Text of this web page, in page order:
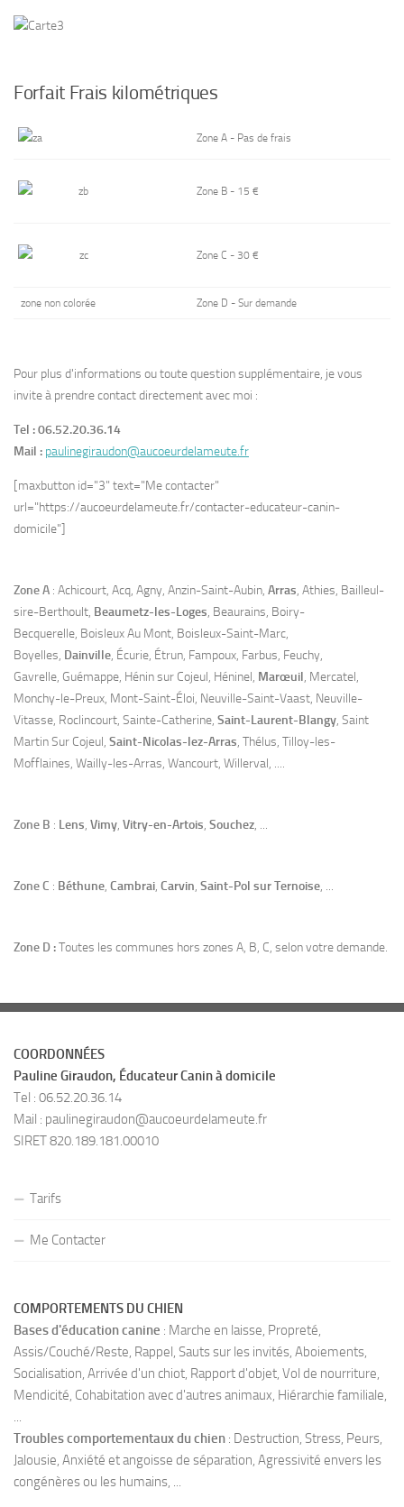
Forfait Frais kilométriques
Zone A - Pas de frais
Zone B - 15 €
Zone C - 30 €
zone non colorée Zone D - Sur demande
Pour plus d'informations ou toute question supplémentaire, je vous
invite à prendre contact directement avec moi :
Tel : 06.52.20.36.14
Mail : paulinegiraudon@aucoeurdelameute.fr
[maxbutton id="3" text="Me contacter"
url="https://aucoeurdelameute.fr/contacter-educateur-canin-
domicile"]
Zone A : Achicourt, Acq, Agny, Anzin-Saint-Aubin, Arras, Athies, Bailleul-
sire-Berthoult, Beaumetz-les-Loges, Beaurains, Boiry-
Becquerelle, Boisleux Au Mont, Boisleux-Saint-Marc,
Boyelles, Dainville, Écurie, Étrun, Fampoux, Farbus, Feuchy,
Gavrelle, Guémappe, Hénin sur Cojeul, Héninel, Marœuil, Mercatel,
Monchy-le-Preux, Mont-Saint-Éloi, Neuville-Saint-Vaast, Neuville-
Vitasse, Roclincourt, Sainte-Catherine, Saint-Laurent-Blangy, Saint
Martin Sur Cojeul, Saint-Nicolas-lez-Arras, Thélus, Tilloy-les-
Mofflaines, Wailly-les-Arras, Wancourt, Willerval, ....
Zone B : Lens, Vimy, Vitry-en-Artois, Souchez, ...
Zone C : Béthune, Cambrai, Carvin, Saint-Pol sur Ternoise, ...
Zone D :Toutes les communes hors zones A, B, C, selon votre demande.
COORDONNÉES
Pauline Giraudon, Éducateur Canin à domicile
Tel : 06.52.20.36.14
Mail : paulinegiraudon@aucoeurdelameute.fr
SIRET 820.189.181.00010
Tarifs
Me Contacter
COMPORTEMENTS DU CHIEN
Bases d'éducation canine : Marche en laisse, Propreté,
Assis/Couché/Reste, Rappel, Sauts sur les invités, Aboiements,
Socialisation, Arrivée d'un chiot, Rapport d'objet, Vol de nourriture,
Mendicité, Cohabitation avec d'autres animaux, Hiérarchie familiale,
...
Troubles comportementaux du chien : Destruction, Stress, Peurs,
Jalousie, Anxiété et angoisse de séparation, Agressivité envers les
congénères ou les humains, ...